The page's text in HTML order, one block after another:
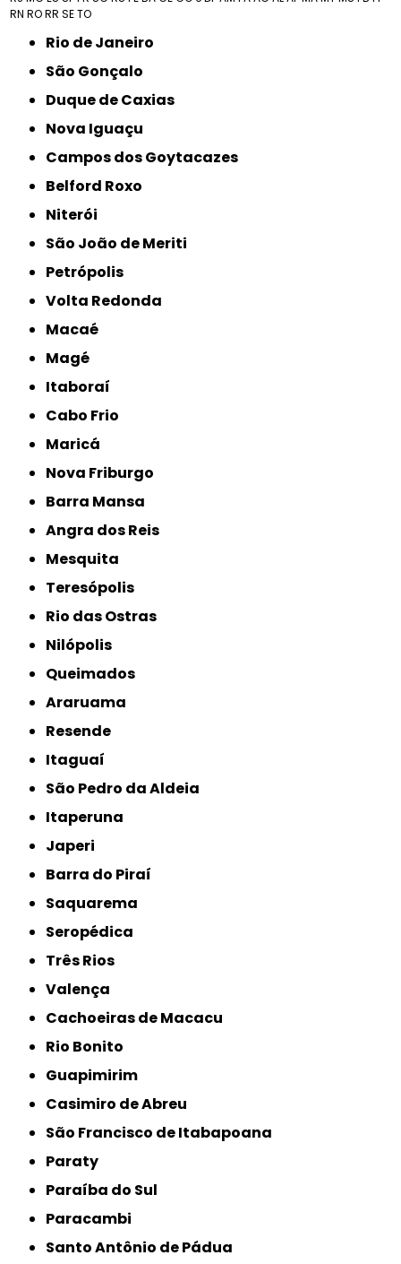
RN RORR SETO
Rio de Janeiro
São Gonçalo
Duque de Caxias
Nova Iguaçu
Campos dos Goytacazes
Belford Roxo
Niterói
São João de Meriti
Petrópolis
Volta Redonda
Macaé
Magé
Itaboraí
Cabo Frio
Maricá
Nova Friburgo
Barra Mansa
Angra dos Reis
Mesquita
Teresópolis
Rio das Ostras
Nilópolis
Queimados
Araruama
Resende
Itaguaí
São Pedro da Aldeia
Itaperuna
Japeri
Barra do Piraí
Saquarema
Seropédica
Três Rios
Valença
Cachoeiras de Macacu
Rio Bonito
Guapimirim
Casimiro de Abreu
São Francisco de Itabapoana
Paraty
Paraíba do Sul
Paracambi
Santo Antônio de Pádua